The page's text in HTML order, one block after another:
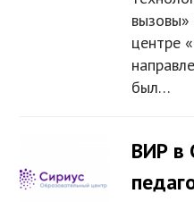
центре
был…
ВИР в